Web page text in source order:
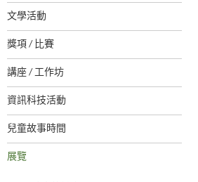
文學活動
獎項 / 比賽
講座 / 工作坊
資訊科技活動
兒童故事時間
展覽